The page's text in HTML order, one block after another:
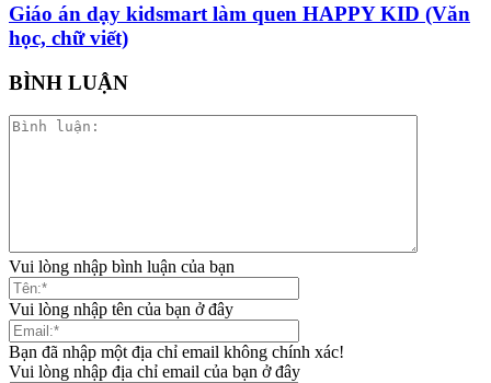
Giáo án dạy kidsmart làm quen HAPPY KID (Văn
học, chữ viết)
BÌNH LUẬN
Vui lòng nhập bình luận của bạn
Vui lòng nhập tên của bạn ở đây
Bạn đã nhập một địa chỉ email không chính xác!
Vui lòng nhập địa chỉ email của bạn ở đây